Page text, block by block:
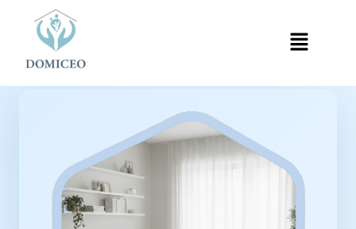
Accueil›Ménage à Domicile
Panneau de gestion des cookies